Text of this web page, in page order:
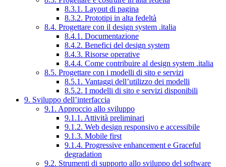
8.3.1. Layout di pagina
8.3.2. Prototipi in alta fedeltà
8.4. Progettare con il design system .italia
8.4.1. Documentazione
8.4.2. Benefici del design system
8.4.3. Risorse operative
8.4.4. Come contribuire al design system .italia
8.5. Progettare con i modelli di sito e servizi
8.5.1. Vantaggi dell’utilizzo dei modelli
8.5.2. I modelli di sito e servizi disponibili
9. Sviluppo dell’interfaccia
9.1. Approccio allo sviluppo
9.1.1. Attività preliminari
9.1.2. Web design responsivo e accessibile
9.1.3. Mobile first
9.1.4. Progressive enhancement e Graceful
degradation
9.2. Strumenti di supporto allo sviluppo del software